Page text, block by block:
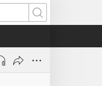
Szukaj